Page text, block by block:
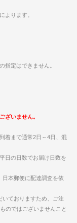
よります。
指定はできません。
ざいません。
着まで通常2日～4日、混
日の日数でお届け日数を
本郵便に配達調査を依
いておりますため、ご注
のではございませんこと